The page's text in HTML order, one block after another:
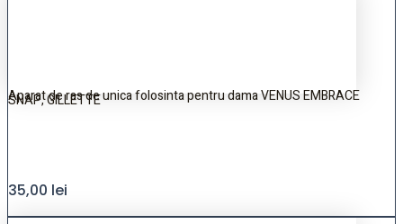
Aparat de ras de unica folosinta pentru dama VENUS EMBRACE
SNAP, GILLETTE
35,00 lei